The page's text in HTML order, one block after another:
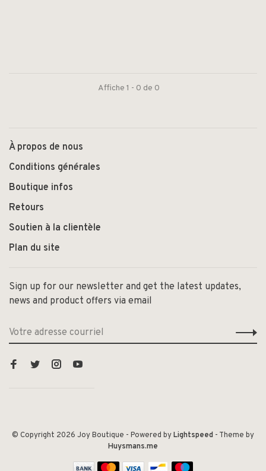
Affiche 1 - 0 de 0
À propos de nous
Conditions générales
Boutique infos
Retours
Soutien à la clientèle
Plan du site
Sign up for our newsletter and get the latest updates,
news and product offers via email
© Copyright 2026 Joy Boutique - Powered byLightspeed - Theme by
Huysmans.me